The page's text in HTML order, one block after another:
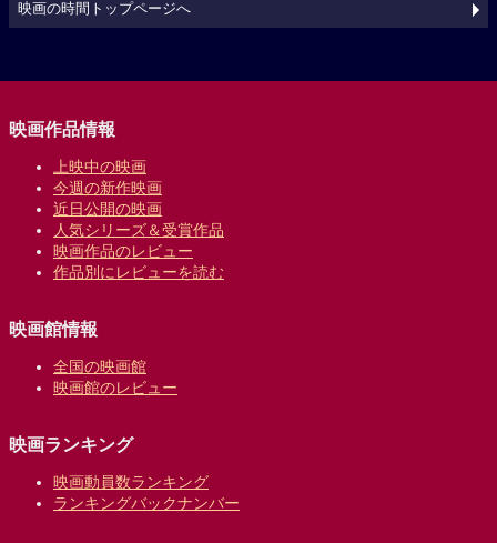
映画の時間トップページへ
映画作品情報
上映中の映画
今週の新作映画
近日公開の映画
人気シリーズ＆受賞作品
映画作品のレビュー
作品別にレビューを読む
映画館情報
全国の映画館
映画館のレビュー
映画ランキング
映画動員数ランキング
ランキングバックナンバー